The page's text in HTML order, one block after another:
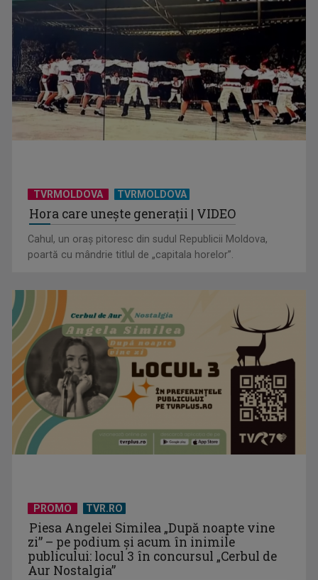
TVRMOLDOVA TVRMOLDOVA
Hora care unește generații | VIDEO
Cahul, un oraș pitoresc din sudul Republicii Moldova,
poartă cu mândrie titlul de „capitala horelor”.
PROMO TVR.RO
Piesa Angelei Similea „După noapte vine
zi” – pe podium şi acum în inimile
publicului: locul 3 în concursul „Cerbul de
Aur Nostalgia”